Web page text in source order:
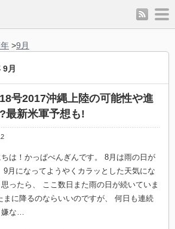
rss
>9月
月
号2017沖縄上陸の可能性や進
最新米軍予想も!
は！かっぱぺんぎんです。 8月は雨の日が
9月になってようやくカラッとした天気にな
思ったら、 ここ数日また雨の日が続いていま
まに降るのならいいのですが、 何日も連続
嫌な…